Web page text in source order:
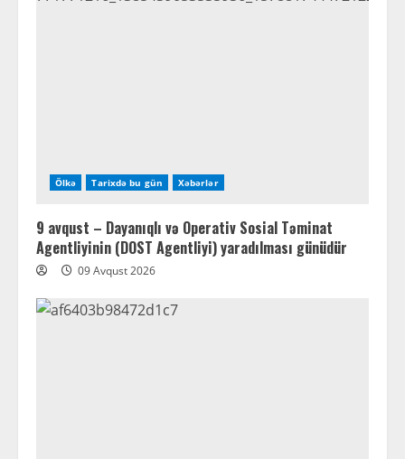
Ölkə Tarixdə bu gün Xəbərlər
9 avqust – Dayanıqlı və Operativ Sosial Təminat
Agentliyinin (DOST Agentliyi) yaradılması günüdür
09 Avqust 2026